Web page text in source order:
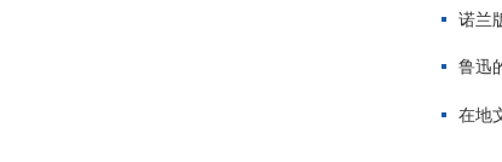
诺兰版
鲁迅
在地